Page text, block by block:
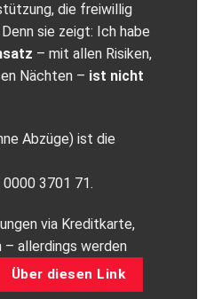
die freiwillig
sie zeigt: Ich habe
– mit allen Risiken,
Nächten – ist nicht
Abzüge) ist die
0000 3701 71.
via Kreditkarte,
allerdings werden
Über diesen Link